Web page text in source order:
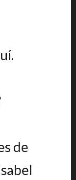
de